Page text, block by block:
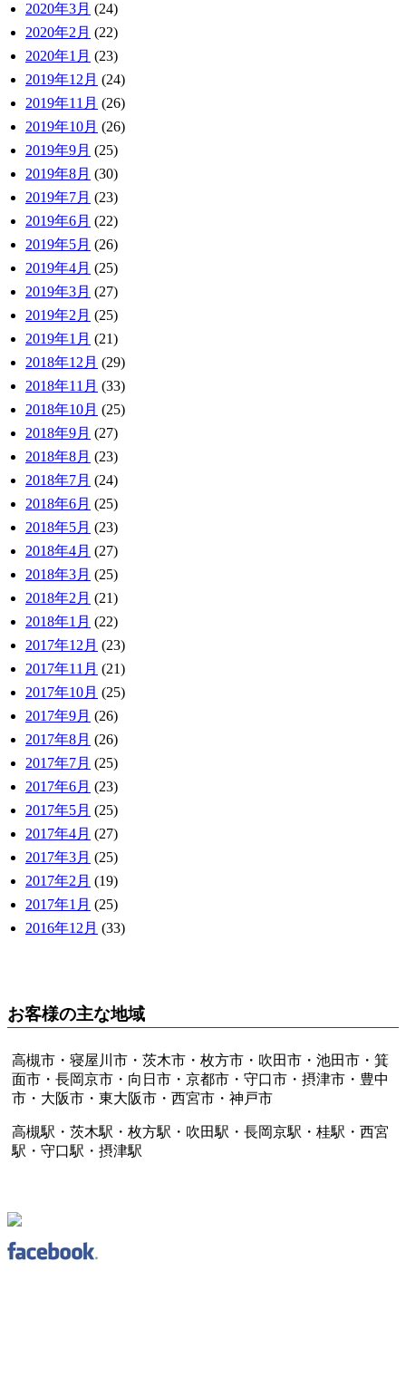
2020年3月 (24)
2020年2月 (22)
2020年1月 (23)
2019年12月 (24)
2019年11月 (26)
2019年10月 (26)
2019年9月 (25)
2019年8月 (30)
2019年7月 (23)
2019年6月 (22)
2019年5月 (26)
2019年4月 (25)
2019年3月 (27)
2019年2月 (25)
2019年1月 (21)
2018年12月 (29)
2018年11月 (33)
2018年10月 (25)
2018年9月 (27)
2018年8月 (23)
2018年7月 (24)
2018年6月 (25)
2018年5月 (23)
2018年4月 (27)
2018年3月 (25)
2018年2月 (21)
2018年1月 (22)
2017年12月 (23)
2017年11月 (21)
2017年10月 (25)
2017年9月 (26)
2017年8月 (26)
2017年7月 (25)
2017年6月 (23)
2017年5月 (25)
2017年4月 (27)
2017年3月 (25)
2017年2月 (19)
2017年1月 (25)
2016年12月 (33)
お客様の主な地域
高槻市・寝屋川市・茨木市・枚方市・吹田市・池田市・箕
面市・長岡京市・向日市・京都市・守口市・摂津市・豊中
市・大阪市・東大阪市・西宮市・神戸市
高槻駅・茨木駅・枚方駅・吹田駅・長岡京駅・桂駅・西宮
駅・守口駅・摂津駅